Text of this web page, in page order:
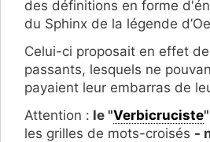
des définitions en forme
du Sphinx de la légende
Celui-ci proposait en effet
passants, lesquels ne
payaient leur embarras de
Attention : le "Verbicruciste"
les grilles de mots-croisés -